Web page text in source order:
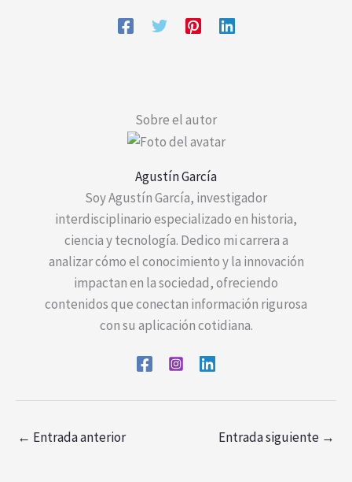
Sobre el autor
Agustín García
Soy Agustín García, investigador
interdisciplinario especializado en historia,
ciencia y tecnología. Dedico mi carrera a
analizar cómo el conocimiento y la innovación
impactan en la sociedad, ofreciendo
contenidos que conectan información rigurosa
con su aplicación cotidiana.
← Entrada anterior Entrada siguiente →